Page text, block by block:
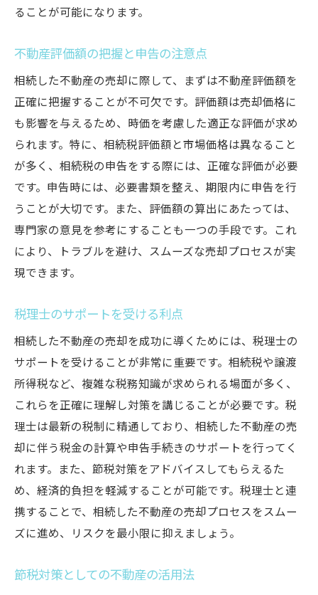
ることが可能になります。
不動産評価額の把握と申告の注意点
相続した不動産の売却に際して、まずは不動産評価額を
正確に把握することが不可欠です。評価額は売却価格に
も影響を与えるため、時価を考慮した適正な評価が求め
られます。特に、相続税評価額と市場価格は異なること
が多く、相続税の申告をする際には、正確な評価が必要
です。申告時には、必要書類を整え、期限内に申告を行
うことが大切です。また、評価額の算出にあたっては、
専門家の意見を参考にすることも一つの手段です。これ
により、トラブルを避け、スムーズな売却プロセスが実
現できます。
税理士のサポートを受ける利点
相続した不動産の売却を成功に導くためには、税理士の
サポートを受けることが非常に重要です。相続税や譲渡
所得税など、複雑な税務知識が求められる場面が多く、
これらを正確に理解し対策を講じることが必要です。税
理士は最新の税制に精通しており、相続した不動産の売
却に伴う税金の計算や申告手続きのサポートを行ってく
れます。また、節税対策をアドバイスしてもらえるた
め、経済的負担を軽減することが可能です。税理士と連
携することで、相続した不動産の売却プロセスをスムー
ズに進め、リスクを最小限に抑えましょう。
節税対策としての不動産の活用法